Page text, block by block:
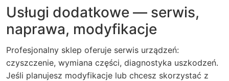
Usługi dodatkowe — serwis,
naprawa, modyfikacje
Profesjonalny sklep oferuje serwis urządzeń:
czyszczenie, wymiana części, diagnostyka uszkodzeń.
Jeśli planujesz modyfikacje lub chcesz skorzystać z